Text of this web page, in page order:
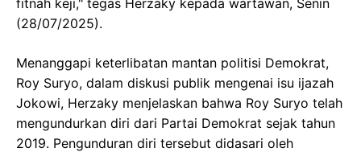
fitnah keji," tegas Herzaky kepada wartawan, Senin
(28/07/2025).
Menanggapi keterlibatan mantan politisi Demokrat,
Roy Suryo, dalam diskusi publik mengenai isu ijazah
Jokowi, Herzaky menjelaskan bahwa Roy Suryo telah
mengundurkan diri dari Partai Demokrat sejak tahun
2019. Pengunduran diri tersebut didasari oleh